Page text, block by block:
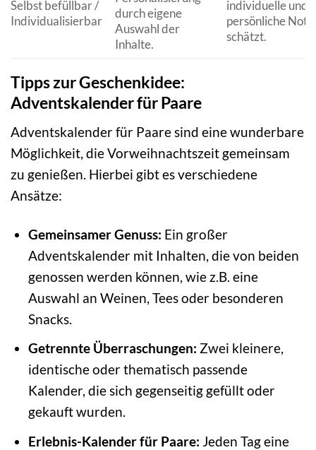
Selbst befüllbar /
Individualisierbar
durch eigene
Auswahl der
Inhalte.
individuelle und
persönliche Note
schätzt.
Tipps zur Geschenkidee:
Adventskalender für Paare
Adventskalender für Paare sind eine wunderbare
Möglichkeit, die Vorweihnachtszeit gemeinsam
zu genießen. Hierbei gibt es verschiedene
Ansätze:
Gemeinsamer Genuss: Ein großer
Adventskalender mit Inhalten, die von beiden
genossen werden können, wie z.B. eine
Auswahl an Weinen, Tees oder besonderen
Snacks.
Getrennte Überraschungen: Zwei kleinere,
identische oder thematisch passende
Kalender, die sich gegenseitig gefüllt oder
gekauft wurden.
Erlebnis-Kalender für Paare: Jeden Tag eine